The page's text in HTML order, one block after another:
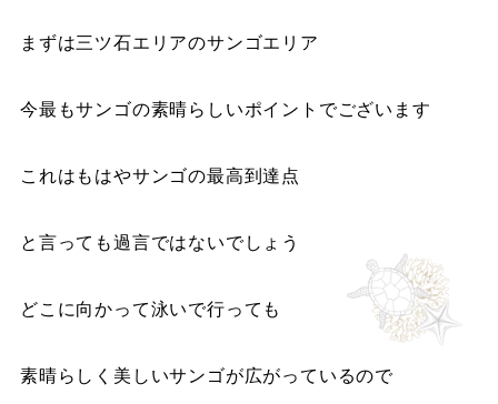
まずは三ツ石エリアのサンゴエリア
今最もサンゴの素晴らしいポイントでございます
これはもはやサンゴの最高到達点
と言っても過言ではないでしょう
どこに向かって泳いで行っても
素晴らしく美しいサンゴが広がっているので